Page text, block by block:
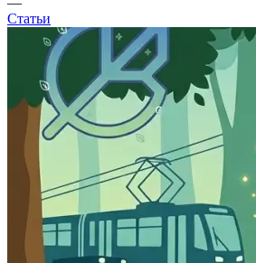
Статьи